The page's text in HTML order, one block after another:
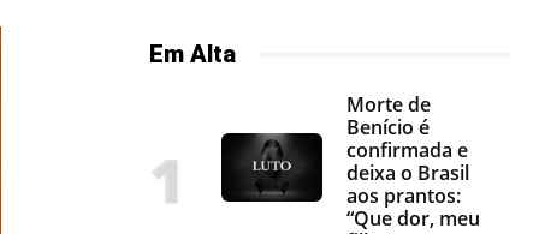
Em Alta
Morte de
Benício é
confirmada e
deixa o Brasil
aos prantos:
“Que dor, meu